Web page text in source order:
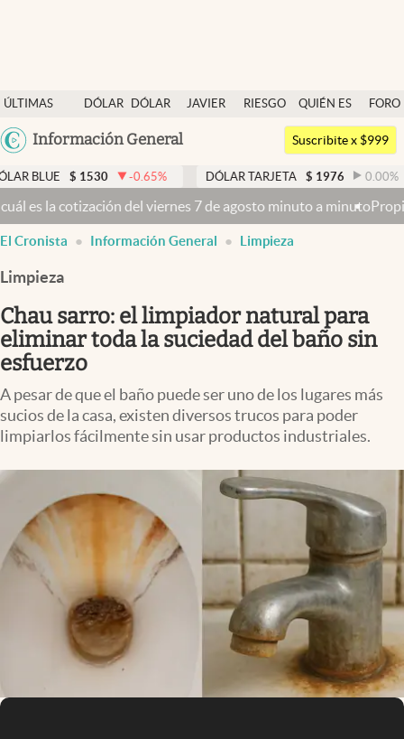
ÚLTIMAS
NOTICIAS
DÓLAR
DÓLAR
JAVIER
RIESGO
QUIÉN ES
QUIÉN
FORO
Argentina
México
Información General
Dólar
Members
Economía y Política
Finanzas y Mercados
Mercados Online
Negocios
Columnistas
Otras secciones
Infotechnology
Mundial 2026
Eventos Corporativos
El Cronista Studio
abre en nueva pestaña
Argentina
Suscribite x $999
-0.65 DÓLAR TARJETA $ 1976 0.00% DÓLAR MEP
agosto minuto a minutoPropiedad privada: con cruces y
El Cronista Información General Limpieza
Limpieza
Chau sarro: el limpiador natural para
eliminar toda la suciedad del baño sin
esfuerzo
A pesar de que el baño puede ser uno de los lugares más
sucios de la casa, existen diversos trucos para poder
limpiarlos fácilmente sin usar productos industriales.